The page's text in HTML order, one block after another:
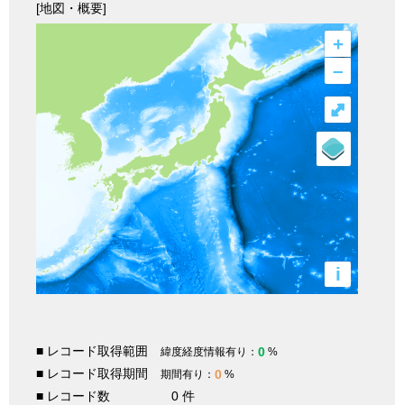
[地図・概要]
+
–
i
⤢
■ レコード取得範囲 緯度経度情報有り： 0 %
■ レコード取得期間 期間有り： 0 %
■ レコード数
0 件